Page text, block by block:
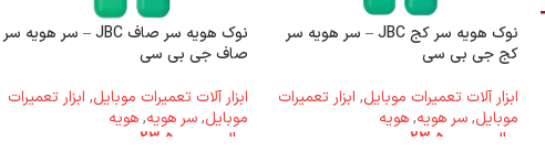
نوک هویه سر کج JBC – سر هویه سر
کج جی بی سی
ابزار آلات تعمیرات موبایل, ابزار تعمیرات
موبایل,سر هویه,هویه
ریال
نوک هویه سر صاف JBC – سر هویه سر
صاف جی بی سی
ابزار آلات تعمیرات موبایل, ابزار تعمیرات
موبایل,سر هویه,هویه
ریال